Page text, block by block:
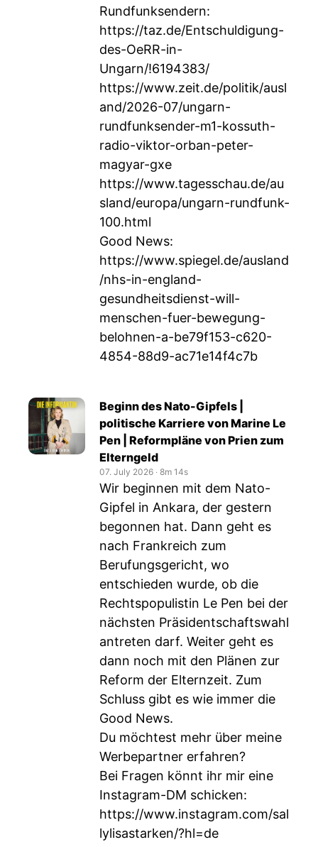
Rundfunksendern:
https://taz.de/Entschuldigung-
des-OeRR-in-
Ungarn/!6194383/
https://www.zeit.de/politik/ausl
and/2026-07/ungarn-
rundfunksender-m1-kossuth-
radio-viktor-orban-peter-
magyar-gxe
https://www.tagesschau.de/au
sland/europa/ungarn-rundfunk-
100.html
Good News:
https://www.spiegel.de/ausland
/nhs-in-england-
gesundheitsdienst-will-
menschen-fuer-bewegung-
belohnen-a-be79f153-c620-
4854-88d9-ac71e14f4c7b
Beginn des Nato-Gipfels |
politische Karriere von Marine Le
Pen | Reformpläne von Prien zum
Elterngeld
07. July 2026 ‧ 8m 14s
Wir beginnen mit dem Nato-
Gipfel in Ankara, der gestern
begonnen hat. Dann geht es
nach Frankreich zum
Berufungsgericht, wo
entschieden wurde, ob die
Rechtspopulistin Le Pen bei der
nächsten Präsidentschaftswahl
antreten darf. Weiter geht es
dann noch mit den Plänen zur
Reform der Elternzeit. Zum
Schluss gibt es wie immer die
Good News.
Du möchtest mehr über meine
Werbepartner erfahren?
Bei Fragen könnt ihr mir eine
Instagram-DM schicken:
https://www.instagram.com/sal
lylisastarken/?hl=de